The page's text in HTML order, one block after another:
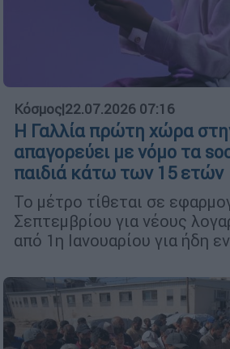
Κόσμος|22.07.2026 07:16
Η Γαλλία πρώτη χώρα
απαγορεύει με νόμο τα
παιδιά κάτω των 15 ετών
Το μέτρο τίθεται σε
Σεπτεμβρίου για νέους
από 1η Ιανουαρίου για ήδη